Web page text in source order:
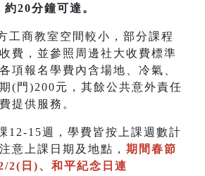
20分鐘可達。
工商教室空間較小，部分課程
費，並參照周邊社大收費標準
項報名學費內含場地、冷氣、
(門)200元，其餘公共意外責任
提供服務。
12-15週，學費皆按上課週數計
意上課日期及地點， 期間春節
2(日)、和平紀念日連